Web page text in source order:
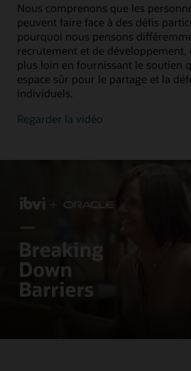
Nous comprenons que les
peuvent faire face à des défis
pourquoi nous pensons
recrutement et de développement,
plus loin en fournissant le soutien
espace sûr pour le partage et la
individuels.
Regarder la vidéo